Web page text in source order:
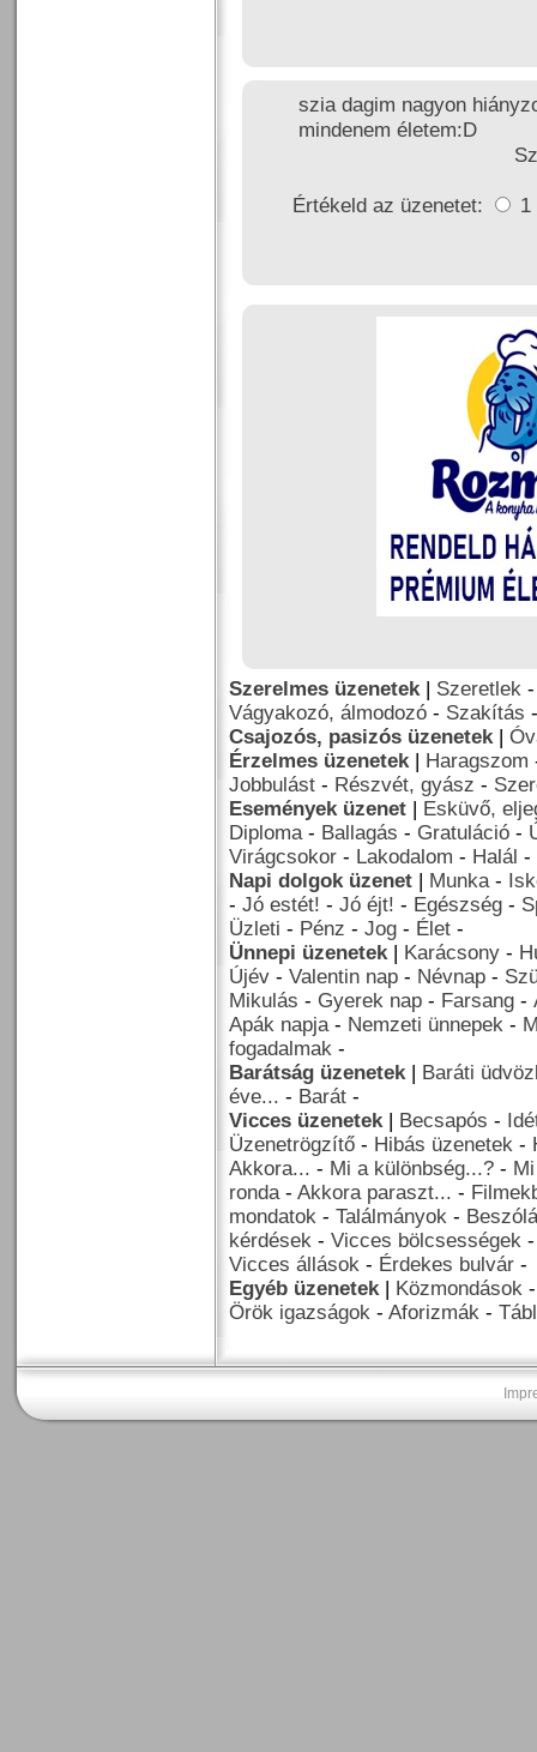
szia dagim nagyon
mindenem életem:D
Értékeld az üzenetet: 1
Szerelmes üzenetek| Szeretlek
Vágyakozó, álmodozó - Szakítás
Csajozós, pasizós üzenetek|
Érzelmes üzenetek| Haragszom
Jobbulást - Részvét, gyász -
Események üzenet | Esküvő,
Diploma- Ballagás - Gratuláció -
Virágcsokor - Lakodalom - Halál -
Napi dolgok üzenet | Munka-
- Jó estét! - Jó éjt! - Egészség -
Üzleti - Pénz - Jog - Élet -
Ünnepi üzenetek| Karácsony -
Újév - Valentin nap - Névnap -
Mikulás - Gyerek nap - Farsang -
Apák napja- Nemzeti ünnepek -
fogadalmak -
Barátság üzenetek| Baráti
éve... - Barát -
Vicces üzenetek| Becsapós -
Üzenetrögzítő - Hibás üzenetek -
Akkora... - Mi a különbség...? -
ronda- Akkora paraszt... -
mondatok - Találmányok -
kérdések - Vicces bölcsességek
Vicces állások - Érdekes bulvár -
Egyéb üzenetek| Közmondások
Örök igazságok - Aforizmák -